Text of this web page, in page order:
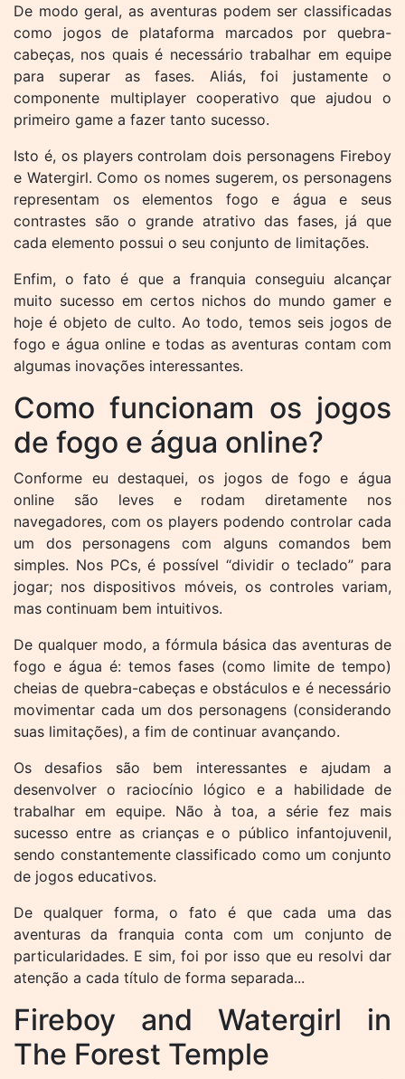
De modo geral, as aventuras podem ser classificadas
como jogos de plataforma marcados por quebra-
cabeças, nos quais é necessário trabalhar em equipe
para superar as fases. Aliás, foi justamente o
componente multiplayer cooperativo que ajudou o
primeiro game a fazer tanto sucesso.
Isto é, os players controlam dois personagens Fireboy
e Watergirl. Como os nomes sugerem, os personagens
representam os elementos fogo e água e seus
contrastes são o grande atrativo das fases, já que
cada elemento possui o seu conjunto de limitações.
Enfim, o fato é que a franquia conseguiu alcançar
muito sucesso em certos nichos do mundo gamer e
hoje é objeto de culto. Ao todo, temos seis jogos de
fogo e água online e todas as aventuras contam com
algumas inovações interessantes.
Como funcionam os jogos
de fogo e água online?
Conforme eu destaquei, os jogos de fogo e água
online são leves e rodam diretamente nos
navegadores, com os players podendo controlar cada
um dos personagens com alguns comandos bem
simples. Nos PCs, é possível “dividir o teclado” para
jogar; nos dispositivos móveis, os controles variam,
mas continuam bem intuitivos.
De qualquer modo, a fórmula básica das aventuras de
fogo e água é: temos fases (como limite de tempo)
cheias de quebra-cabeças e obstáculos e é necessário
movimentar cada um dos personagens (considerando
suas limitações), a fim de continuar avançando.
Os desafios são bem interessantes e ajudam a
desenvolver o raciocínio lógico e a habilidade de
trabalhar em equipe. Não à toa, a série fez mais
sucesso entre as crianças e o público infantojuvenil,
sendo constantemente classificado como um conjunto
de jogos educativos.
De qualquer forma, o fato é que cada uma das
aventuras da franquia conta com um conjunto de
particularidades. E sim, foi por isso que eu resolvi dar
atenção a cada título de forma separada...
Fireboy and Watergirl in
The Forest Temple